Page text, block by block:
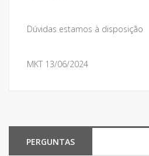
Dúvidas estamos à disposição
MKT 13/06/2024
PERGUNTAS